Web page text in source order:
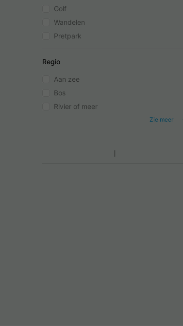
Golf
Wandelen
Pretpark
Regio
Aan zee
Bos
Rivier of meer
Zie meer